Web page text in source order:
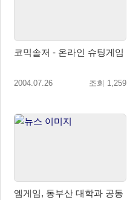
코믹솔저 - 온라인 슈팅게임
2004.07.26 조회 1,259
엠게임, 동부산 대학과 공동